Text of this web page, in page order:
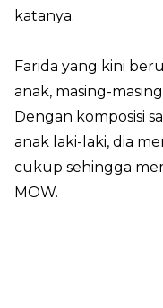
katanya.
Farida yang kini
anak, masing-
Dengan komposisi
anak laki-laki, dia
cukup sehingga
MOW.